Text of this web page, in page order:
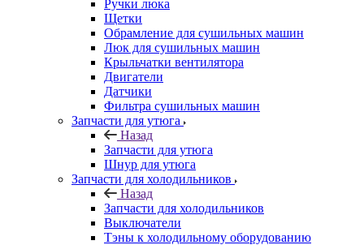
Ручки люка
Щетки
Обрамление для сушильных машин
Люк для сушильных машин
Крыльчатки вентилятора
Двигатели
Датчики
Фильтра сушильных машин
Запчасти для утюга
Назад
Запчасти для утюга
Шнур для утюга
Запчасти для холодильников
Назад
Запчасти для холодильников
Выключатели
Тэны к холодильному оборудованию